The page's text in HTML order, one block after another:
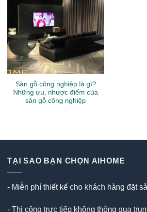
Sàn gỗ công nghiệp là gì?
Những ưu, nhược điểm của
sàn gỗ công nghiệp
TẠI SAO BẠN CHỌN AIHOME
- Miễn phí thiết kế cho khách hàng đặt
- Thi công trực tiếp không thông qua